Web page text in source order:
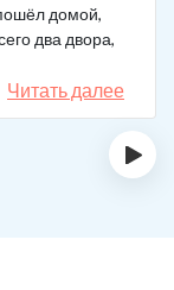
домой,
два двора,
большое,
и уже
что товарищ
Читать далее
›